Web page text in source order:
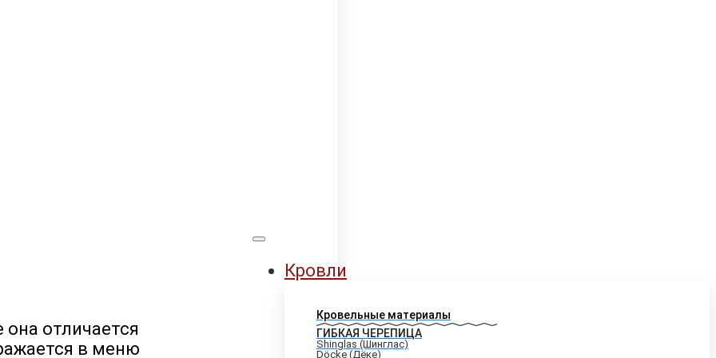
Кровли
Кровельные материалы
ГИБКАЯ ЧЕРЕПИЦА
Shinglas (Шинглас)
Döcke (Дёке)
отличается
в меню